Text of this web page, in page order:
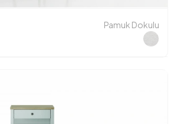
Pamuk Dokulu